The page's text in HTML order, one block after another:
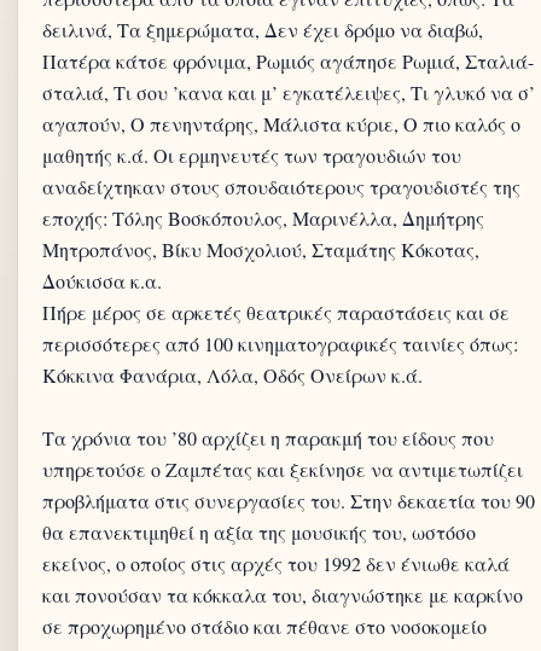
δειλινά, Τα ξημερώματα, Δεν έχει δρόμο να διαβώ,
Πατέρα κάτσε φρόνιμα, Ρωμιός αγάπησε Ρωμιά, Σταλιά-
σταλιά, Τι σου ’κανα και μ’ εγκατέλειψες, Τι γλυκό να σ’
αγαπούν, Ο πενηντάρης, Μάλιστα κύριε, Ο πιο καλός ο
μαθητής κ.ά. Οι ερμηνευτές των τραγουδιών του
αναδείχτηκαν στους σπουδαιότερους τραγουδιστές της
εποχής: Τόλης Βοσκόπουλος, Μαρινέλλα, Δημήτρης
Μητροπάνος, Βίκυ Μοσχολιού, Σταμάτης Κόκοτας,
Δούκισσα κ.α.
Πήρε μέρος σε αρκετές θεατρικές παραστάσεις και σε
περισσότερες από 100 κινηματογραφικές ταινίες όπως:
Κόκκινα Φανάρια, Λόλα, Οδός Ονείρων κ.ά.
Τα χρόνια του ’80 αρχίζει η παρακμή του είδους που
υπηρετούσε ο Ζαμπέτας και ξεκίνησε να αντιμετωπίζει
προβλήματα στις συνεργασίες του. Στην δεκαετία του 90
θα επανεκτιμηθεί η αξία της μουσικής του, ωστόσο
εκείνος, ο οποίος στις αρχές του 1992 δεν ένιωθε καλά
και πονούσαν τα κόκκαλα του, διαγνώστηκε με καρκίνο
σε προχωρημένο στάδιο και πέθανε στο νοσοκομείο